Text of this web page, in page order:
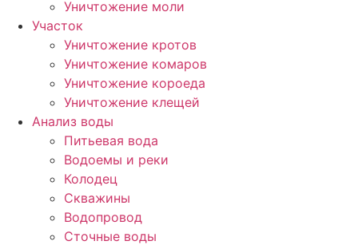
Уничтожение моли
Участок
Уничтожение кротов
Уничтожение комаров
Уничтожение короеда
Уничтожение клещей
Анализ воды
Питьевая вода
Водоемы и реки
Колодец
Скважины
Водопровод
Сточные воды